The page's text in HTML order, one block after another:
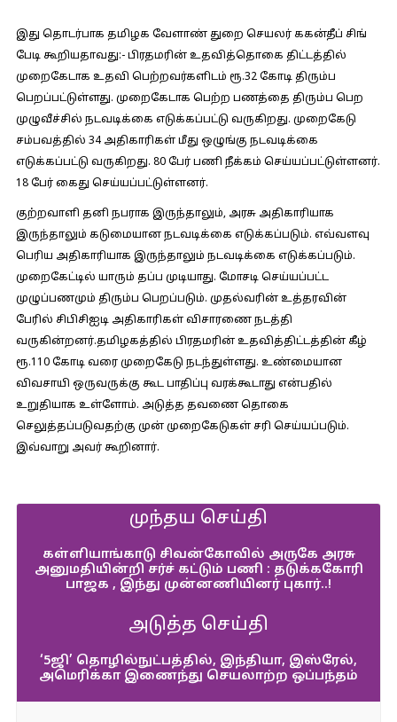
இது தொடர்பாக தமிழக வேளாண் துறை செயலர் ககன்தீப் சிங்
பேடி கூறியதாவது:-பிரதமரின் உதவித்தொகை திட்டத்தில்
முறைகேடாக உதவி பெற்றவர்களிடம் ரூ.32 கோடி திரும்ப
பெறப்பட்டுள்ளது. முறைகேடாக பெற்ற பணத்தை திரும்ப பெற
முழுவீச்சில் நடவடிக்கை எடுக்கப்பட்டு வருகிறது. முறைகேடு
சம்பவத்தில் 34 அதிகாரிகள் மீது ஒழுங்கு நடவடிக்கை
எடுக்கப்பட்டு வருகிறது. 80 பேர் பணி நீக்கம் செய்யப்பட்டுள்ளனர்.
18 பேர் கைது செய்யப்பட்டுள்ளனர்.
குற்றவாளி தனி நபராக இருந்தாலும், அரசு அதிகாரியாக
இருந்தாலும் கடுமையான நடவடிக்கை எடுக்கப்படும். எவ்வளவு
பெரிய அதிகாரியாக இருந்தாலும் நடவடிக்கை எடுக்கப்படும்.
முறைகேட்டில் யாரும் தப்ப முடியாது. மோசடி செய்யப்பட்ட
முழுப்பணமும் திரும்ப பெறப்படும். முதல்வரின் உத்தரவின்
பேரில் சிபிசிஐடி அதிகாரிகள் விசாரணை நடத்தி
வருகின்றனர்.தமிழகத்தில் பிரதமரின் உதவித்திட்டத்தின் கீழ்
ரூ.110 கோடி வரை முறைகேடு நடந்துள்ளது. உண்மையான
விவசாயி ஒருவருக்கு கூட பாதிப்பு வரக்கூடாது என்பதில்
உறுதியாக உள்ளோம். அடுத்த தவணை தொகை
செலுத்தப்படுவதற்கு முன் முறைகேடுகள் சரி செய்யப்படும்.
இவ்வாறு அவர் கூறினார்.
முந்தய செய்தி
கள்ளியாங்காடு சிவன்கோவில் அருகே அரசு
அனுமதியின்றி சர்ச் கட்டும் பணி : தடுக்ககோரி
பாஜக , இந்து முன்னணியினர் புகார்..!
அடுத்த செய்தி
‘5ஜி’ தொழில்நுட்பத்தில், இந்தியா, இஸ்ரேல்,
அமெரிக்கா இணைந்து செயலாற்ற ஒப்பந்தம்